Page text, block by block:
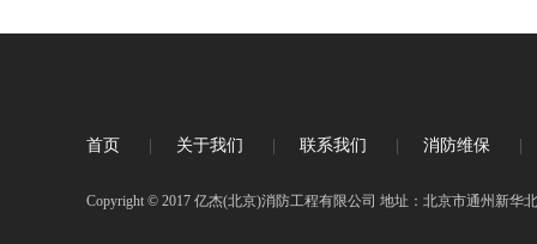
首页 关于我们 联系我们 消防维保
Copyright © 2017 亿杰(北京)消防工程有限公司 地址：北京市通州新华